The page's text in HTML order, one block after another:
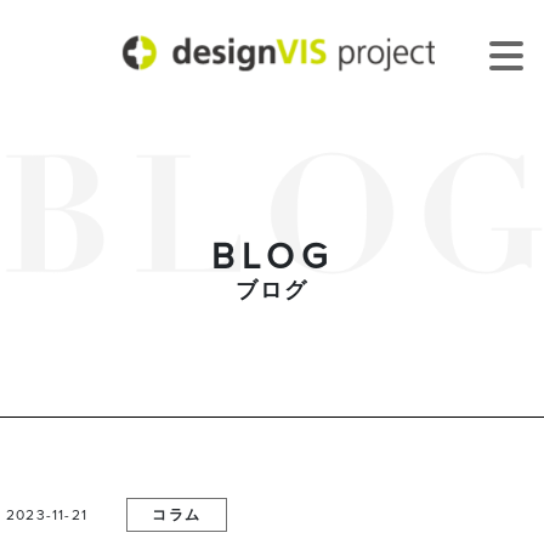
BLOG
ブログ
2023-11-21 コラム